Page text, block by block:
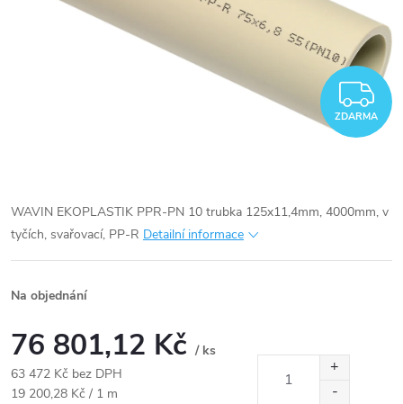
ZDARMA
WAVIN EKOPLASTIK PPR-PN 10 trubka 125x11,4mm, 4000mm, v
tyčích, svařovací, PP-R Detailní informace
Na objednání
76 801,12 Kč / ks
63 472 Kč bez DPH
Měrná
19 200,28 Kč / 1 m